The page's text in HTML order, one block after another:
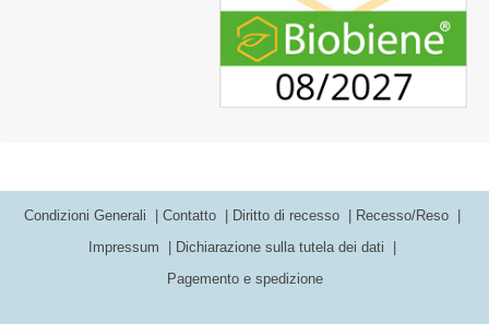
Condizioni Generali Contatto Diritto di recesso
Recesso/Reso
Impressum
Dichiarazione sulla tutela dei dati
Pagemento e spedizione